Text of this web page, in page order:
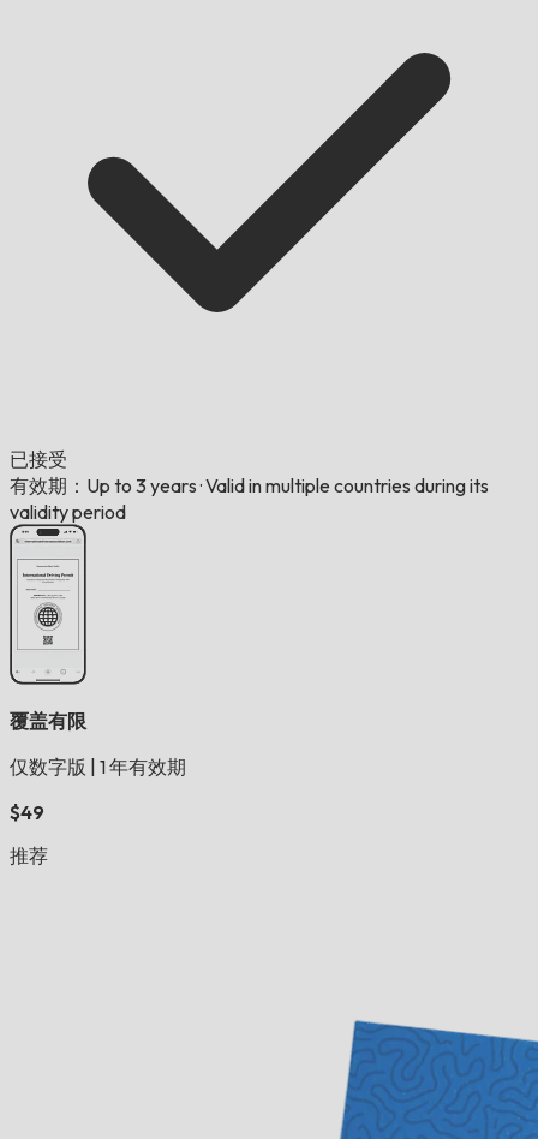
已接受
有效期：Up to 3 years ·Valid in multiple countries during its
validity period
覆盖有限
仅数字版
1 年有效期
$49
推荐